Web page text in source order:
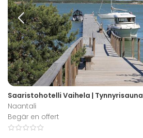
Saaristohotelli Vaihela | Tynnyrisauna
Naantali
Begär en offert